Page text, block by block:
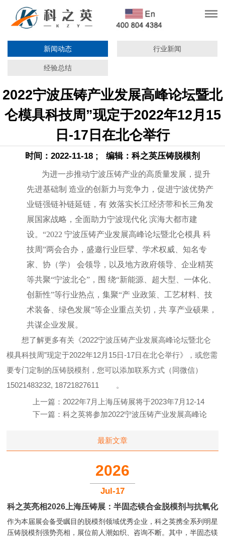
新闻动态 行业新闻
经验总结
2022宁波压铸产业发展高峰论坛暨北
仑模具科技周”现定于2022年12月15
日-17日在北仑举行
时间：2022-11-18 ; 编辑：科之英压铸脱模剂
为进一步推动宁波压铸产业的高质量发展，提升
先进基础制 造业的创新力与竞争力，促进宁波优势产
业链强链补链延链，有 效落实长江经济带和长三角发
展国家战略，全面助力宁波现代化 滨海大都市建
设。“2022 宁波压铸产业发展高峰论坛暨北仑模具 科
技周”两会合办，盛邀行业巨擘、学术权威、知名专
家、协（学） 会领导，以及地方政府领导、企业精英
等共聚“宁波北仑”，围 绕“新能源、超大型、一体化、
创新性”等行业热点，集聚“产 业政策、工艺材料、技
术装备、绿色发展”等企业重点关切，共 享产业硕果，
共谋企业发展。
想了解更多有关《2022宁波压铸产业发展高峰论坛暨北仑
模具科技周”现定于2022年12月15日-17日在北仑举行》，或您需
要专门定制的压铸脱模剂，您可以添加联系方式（同微信）
15021483232, 18721827611
。
上一篇： 2022年7月上海压铸展将于2023年7月12-14
日在上海新国际博览中心举办(图文)
下一篇： 科之英将参加2022宁波压铸产业发展高峰论
最新文章
2026
Jul-17
科之英亮相2026上海压铸展：半固态镁合金脱模剂与抗氧化
防霉解决方案大受好评
作为本届展会备受瞩目的脱模剂领域优秀企业，科之英携全系列明星
压铸脱模剂强势亮相，展位前人潮如织、咨询不断。其中，半固态镁